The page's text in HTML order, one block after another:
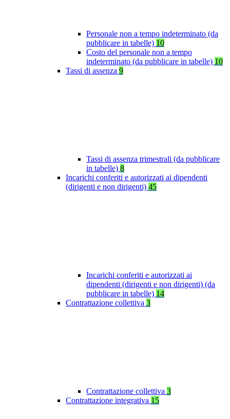
Personale non a tempo indeterminato (da
pubblicare in tabelle) 10
Costo del personale non a tempo
indeterminato (da pubblicare in tabelle) 10
Tassi di assenza 9
Tassi di assenza trimestrali (da pubblicare
in tabelle) 8
Incarichi conferiti e autorizzati ai dipendenti
(dirigenti e non dirigenti) 45
Incarichi conferiti e autorizzati ai
dipendenti (dirigenti e non dirigenti) (da
pubblicare in tabelle) 14
Contrattazione collettiva 3
Contrattazione collettiva 3
Contrattazione integrativa 15